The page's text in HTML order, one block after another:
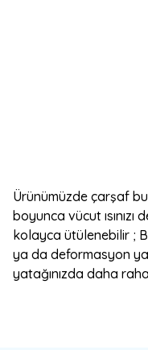
Ürünümüzde çarşaf
boyunca vücut
kolayca ütülenebilir ;
ya da deformasyon
yatağınızda daha